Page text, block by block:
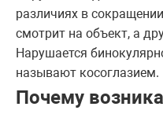
различиях в
смотрит на объект, а
Нарушается
называют косоглазием.
Почему